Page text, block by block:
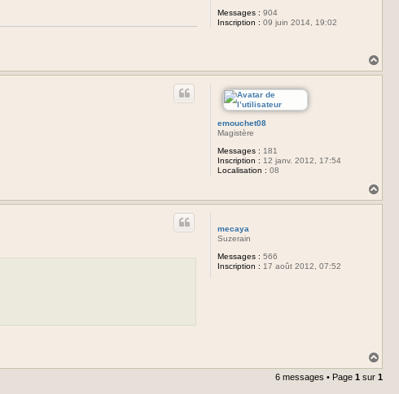
Messages : 904
Inscription : 09 juin 2014, 19:02
a
emouchet08
Magistère
Messages : 181
Inscription : 12 janv. 2012, 17:54
Localisation : 08
a
mecaya
Suzerain
Messages : 566
Inscription : 17 août 2012, 07:52
a
u
6 messages • Page 1 sur 1